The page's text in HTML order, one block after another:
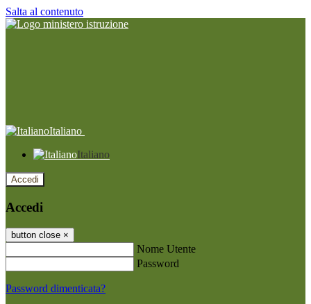
Salta al contenuto
Italiano
Italiano
Accedi
Accedi
button close ×
Nome Utente
Password
Password dimenticata?